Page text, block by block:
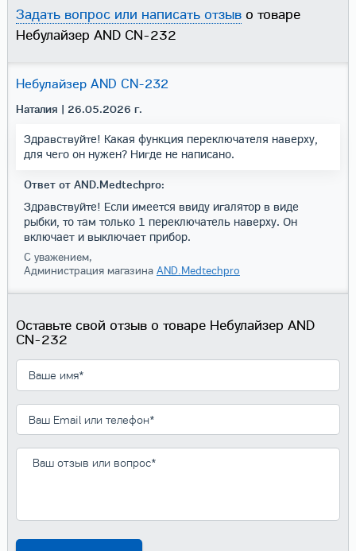
Задать вопрос или написать отзыво товаре
Небулайзер AND CN-232
Небулайзер AND CN-232
Наталия | 26.05.2026 г.
Здравствуйте! Какая функция переключателя наверху,
для чего он нужен? Нигде не написано.
Ответ от AND.Medtechpro:
Здравствуйте! Если имеется ввиду игалятор в виде
рыбки, то там только 1 переключатель наверху. Он
включает и выключает прибор.
С уважением,
Администрация магазина AND.Medtechpro
Оставьте свой отзыв о товаре Небулайзер AND
CN-232